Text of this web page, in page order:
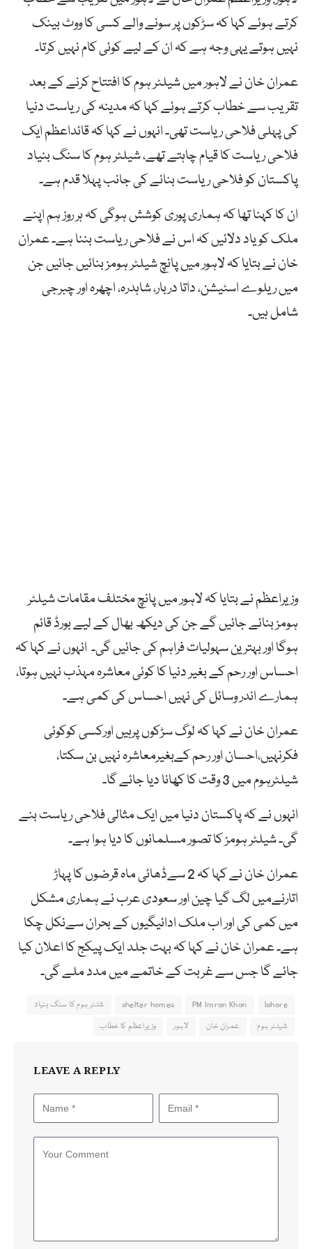
کرتے ہوئے کہا کہ سڑکوں پر سونے والے کسی کا ووٹ بینک
نہیں ہوتے یہی وجہ ہے کہ ان کے لیے کوئی کام نہیں کرتا۔
عمران خان نے لاہور میں شیلٹر ہوم کا افتتاح کرنے کے بعد
تقریب سے خطاب کرتے ہوئے کہا کہ مدینہ کی ریاست دنیا
کی پہلی فلاحی ریاست تھی۔ انہوں نے کہا کہ قائداعظم ایک
فلاحی ریاست کا قیام چاہتے تھے، شیلٹر ہوم کا سنگ بنیاد
پاکستان کو فلاحی ریاست بنانے کی جانب پہلا قدم ہے۔
ان کا کہنا تھا کہ ہماری پوری کوشش ہوگی کہ ہر روز ہم اپنے
ملک کو یاد دلائیں کہ اس نے فلاحی ریاست بننا ہے۔ عمران
خان نے بتایا کہ لاہور میں پانچ شیلٹر ہومز بنائیں جائیں جن
میں ریلوے اسٹیشن، داتا دربار، شاہدرہ، اچھرہ اور چبرجی
شامل ہیں۔
وزیراعظم نے بتایا کہ لاہور میں پانچ مختلف مقامات شیلٹر
ہومز بنائے جائیں گے جن کی دیکھ بھال کے لیے بورڈ قائم
ہوگا اور بہترین سہولیات فراہم کی جائیں گی۔ انہوں نے کہا کہ
احساس اور رحم کے بغیر دنیا کا کوئی معاشرہ مہذب نہیں ہوتا،
ہمارے اندر وسائل کی نہیں احساس کی کمی ہے۔
عمران خان نے کہا کہ لوگ سڑکوں پرہیں اورکسی کوکوئی
فکرنہیں،احسان اور رحم کےبغیرمعاشرہ نہیں بن سکتا،
شیلٹرہوم میں 3 وقت کا کھانا دیا جائے گا۔
انہوں نے کہ پاکستان دنیا میں ایک مثالی فلاحی ریاست بنے
گی۔ شیلٹر ہومز کا تصور مسلمانوں کا دیا ہوا ہے۔
عمران خان نے کہا کہ 2 سےڈھائی ماہ قرضوں کا پہاڑ
اتارنےمیں لگ گیا چین اور سعودی عرب نے ہماری مشکل
میں کمی کی اور اب ملک ادائیگیوں کے بحران سےنکل چکا
ہے۔ عمران خان نے کہا کہ بہت جلد ایک پیکج کا اعلان کیا
جائے گا جس سے غربت کے خاتمے میں مدد ملے گی۔
lahore
PM Imran Khan
shelter homes
شلٹر ہوم کا سنگ بنیاد
شیلٹر ہوم
عمران خان لاہور وزیراعظم کا خطاب
LEAVE A REPLY